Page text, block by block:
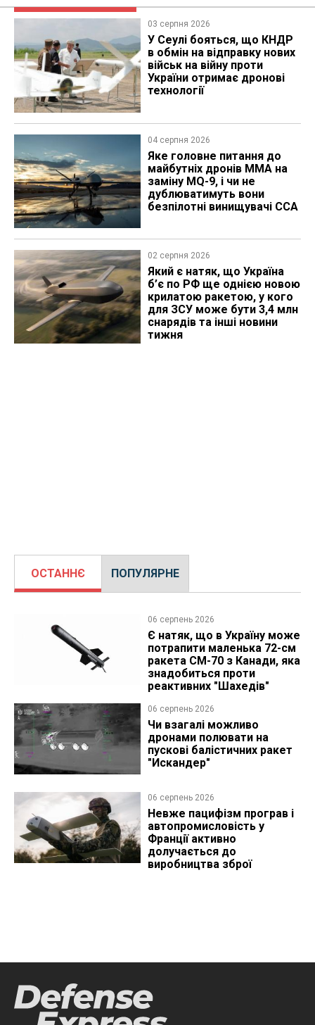
03 серпня 2026
У Сеулі бояться, що КНДР
в обмін на відправку нових
військ на війну проти
України отримає дронові
технології
04 серпня 2026
Яке головне питання до
майбутніх дронів MMA на
заміну MQ-9, і чи не
дублюватимуть вони
безпілотні винищувачі CCA
02 серпня 2026
Який є натяк, що Україна
б’є по РФ ще однією новою
крилатою ракетою, у кого
для ЗСУ може бути 3,4 млн
снарядів та інші новини
тижня
ОСТАННЄ ПОПУЛЯРНЕ
06 серпень 2026
Є натяк, що в Україну може
потрапити маленька 72-см
ракета CM-70 з Канади, яка
знадобиться проти
реактивних "Шахедів"
06 серпень 2026
Чи взагалі можливо
дронами полювати на
пускові балістичних ракет
"Искандер"
06 серпень 2026
Невже пацифізм програв і
автопромисловість у
Франції активно
долучається до
виробництва зброї